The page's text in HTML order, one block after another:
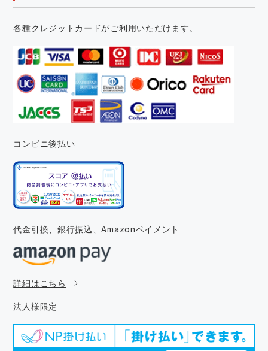
各種クレジットカードがご利用いただけます。
コンビニ後払い
代金引換、銀行振込、Amazonペイメント
詳細はこちら
法人様限定